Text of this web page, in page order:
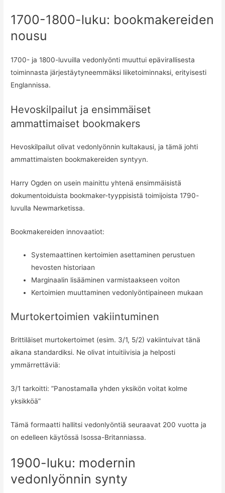
1700-1800-luku: bookmakereiden
nousu
1700- ja 1800-luvuilla vedonlyönti muuttui epävirallisesta
toiminnasta järjestäytyneemmäksi liiketoiminnaksi, erityisesti
Englannissa.
Hevoskilpailut ja ensimmäiset
ammattimaiset bookmakers
Hevoskilpailut olivat vedonlyönnin kultakausi, ja tämä johti
ammattimaisten bookmakereiden syntyyn.
Harry Ogden on usein mainittu yhtenä ensimmäisistä
dokumentoiduista bookmaker-tyyppisistä toimijoista 1790-
luvulla Newmarketissa.
Bookmakereiden innovaatiot:
Systemaattinen kertoimien asettaminen perustuen
hevosten historiaan
Marginaalin lisääminen varmistaakseen voiton
Kertoimien muuttaminen vedonlyöntipaineen mukaan
Murtokertoimien vakiintuminen
Brittiläiset murtokertoimet (esim. 3/1, 5/2) vakiintuivat tänä
aikana standardiksi. Ne olivat intuitiivisia ja helposti
ymmärrettäviä:
3/1 tarkoitti: ”Panostamalla yhden yksikön voitat kolme
yksikköä”
Tämä formaatti hallitsi vedonlyöntiä seuraavat 200 vuotta ja
on edelleen käytössä Isossa-Britanniassa.
1900-luku: modernin
vedonlyönnin synty